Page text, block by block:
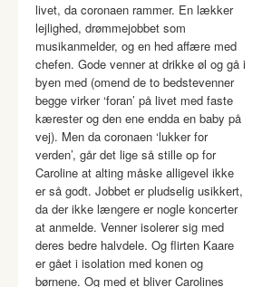
livet, da coronaen rammer. En lækker
lejlighed, drømmejobbet som
musikanmelder, og en hed affære med
chefen. Gode venner at drikke øl og gå i
byen med (omend de to bedstevenner
begge virker ‘foran’ på livet med faste
kærester og den ene endda en baby på
vej). Men da coronaen ‘lukker for
verden’, går det lige så stille op for
Caroline at alting måske alligevel ikke
er så godt. Jobbet er pludselig usikkert,
da der ikke længere er nogle koncerter
at anmelde. Venner isolerer sig med
deres bedre halvdele. Og flirten Kaare
er gået i isolation med konen og
børnene. Og med et bliver Carolines